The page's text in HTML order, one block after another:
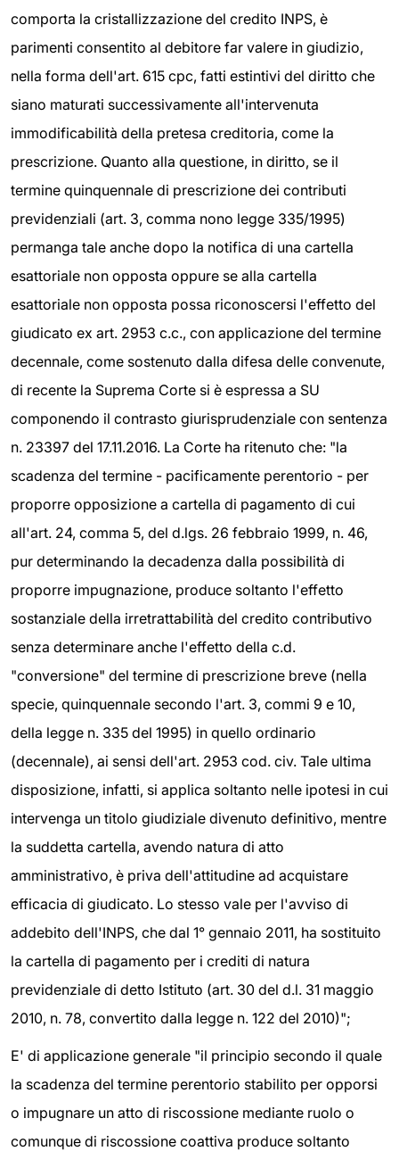
comporta la cristallizzazione del credito INPS, è
parimenti consentito al debitore far valere in giudizio,
nella forma dell'art. 615 cpc, fatti estintivi del diritto che
siano maturati successivamente all'intervenuta
immodificabilità della pretesa creditoria, come la
prescrizione. Quanto alla questione, in diritto, se il
termine quinquennale di prescrizione dei contributi
previdenziali (art. 3, comma nono legge 335/1995)
permanga tale anche dopo la notifica di una cartella
esattoriale non opposta oppure se alla cartella
esattoriale non opposta possa riconoscersi l'effetto del
giudicato ex art. 2953 c.c., con applicazione del termine
decennale, come sostenuto dalla difesa delle convenute,
di recente la Suprema Corte si è espressa a SU
componendo il contrasto giurisprudenziale con sentenza
n. 23397 del 17.11.2016. La Corte ha ritenuto che: "la
scadenza del termine - pacificamente perentorio - per
proporre opposizione a cartella di pagamento di cui
all'art. 24, comma 5, del d.lgs. 26 febbraio 1999, n. 46,
pur determinando la decadenza dalla possibilità di
proporre impugnazione, produce soltanto l'effetto
sostanziale della irretrattabilità del credito contributivo
senza determinare anche l'effetto della c.d.
"conversione" del termine di prescrizione breve (nella
specie, quinquennale secondo l'art. 3, commi 9 e 10,
della legge n. 335 del 1995) in quello ordinario
(decennale), ai sensi dell'art. 2953 cod. civ. Tale ultima
disposizione, infatti, si applica soltanto nelle ipotesi in cui
intervenga un titolo giudiziale divenuto definitivo, mentre
la suddetta cartella, avendo natura di atto
amministrativo, è priva dell'attitudine ad acquistare
efficacia di giudicato. Lo stesso vale per l'avviso di
addebito dell'INPS, che dal 1° gennaio 2011, ha sostituito
la cartella di pagamento per i crediti di natura
previdenziale di detto Istituto (art. 30 del d.l. 31 maggio
2010, n. 78, convertito dalla legge n. 122 del 2010)";
E' di applicazione generale "il principio secondo il quale
la scadenza del termine perentorio stabilito per opporsi
o impugnare un atto di riscossione mediante ruolo o
comunque di riscossione coattiva produce soltanto